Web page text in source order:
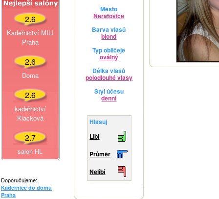
2.6
Kadeřnictví MILI
Praha
2.6
Doma
2.6
kadeřnictví
Klacková
2.7
salon HL
Doporučujeme:
Kadeřnice do domu
Praha
Město
Neratovice
Barva vlasů
blond
Typ obličeje
oválný
Délka vlasů
polodlouhé vlasy
Styl účesu
denní
Hlasuj
Líbí
Průměr
Nelíbí